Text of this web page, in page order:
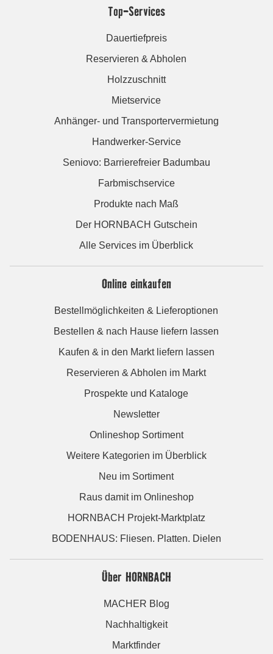
Top-Services
Dauertiefpreis
Reservieren & Abholen
Holzzuschnitt
Mietservice
Anhänger- und Transportervermietung
Handwerker-Service
Seniovo: Barrierefreier Badumbau
Farbmischservice
Produkte nach Maß
Der HORNBACH Gutschein
Alle Services im Überblick
Online einkaufen
Bestellmöglichkeiten & Lieferoptionen
Bestellen & nach Hause liefern lassen
Kaufen & in den Markt liefern lassen
Reservieren & Abholen im Markt
Prospekte und Kataloge
Newsletter
Onlineshop Sortiment
Weitere Kategorien im Überblick
Neu im Sortiment
Raus damit im Onlineshop
HORNBACH Projekt-Marktplatz
BODENHAUS: Fliesen. Platten. Dielen
Über HORNBACH
MACHER Blog
Nachhaltigkeit
Marktfinder